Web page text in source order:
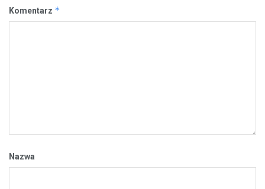
Komentarz *
Nazwa